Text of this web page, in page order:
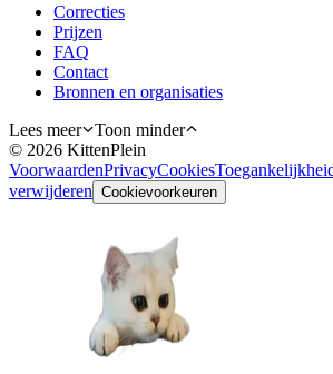
Correcties
Prijzen
FAQ
Contact
Bronnen en organisaties
Lees meer
Toon minder
© 2026 KittenPlein
VoorwaardenPrivacyCookies
verwijderen Cookievoorkeuren